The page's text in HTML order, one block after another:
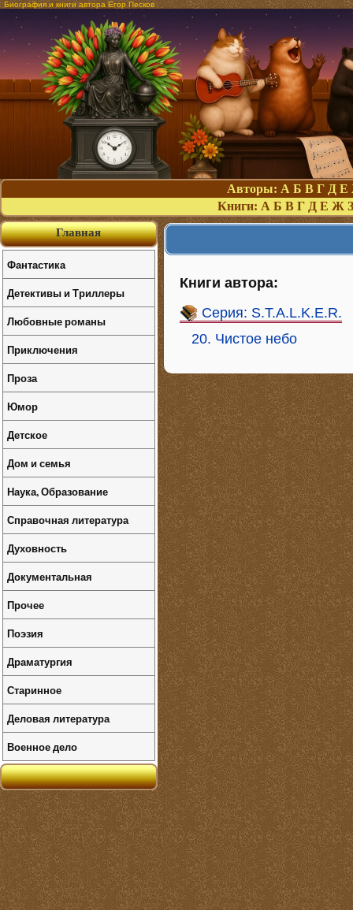
Биография и книги автора Егор Песков
Авторы: А Б В Г Д Е
Книги: А Б В Г Д Е Ж З
Книги автора:
Серия: S.T.A.L.K.E.R.
20. Чистое небо
Главная
Фантастика
Детективы и Триллеры
Любовные романы
Приключения
Проза
Юмор
Детское
Дом и семья
Наука, Образование
Справочная литература
Духовность
Документальная
Прочее
Поэзия
Драматургия
Старинное
Деловая литература
Военное дело